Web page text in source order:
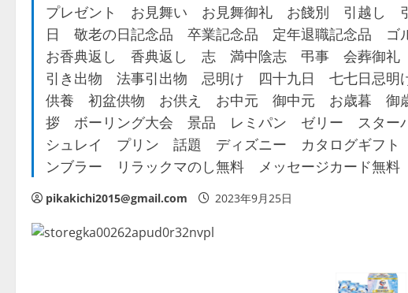
プレゼント お見舞い お見舞御礼 お餞別 引越し
日 敬老の日記念品 卒業記念品 定年退職記念品
お香典返し 香典返し 志 満中陰志 弔事 会葬御
引き出物 法事引出物 忌明け 四十九日 七七日忌
供養 初盆供物 お供え お中元 御中元 お歳暮 御
拶 ボーリング大会 景品 レミパン ゼリー スター
シュレイ プリン 話題 ディズニー カタログギフト
ンブラー リラックマのし無料 メッセージカード無
pikakichi2015@gmail.com 2023年9月25日